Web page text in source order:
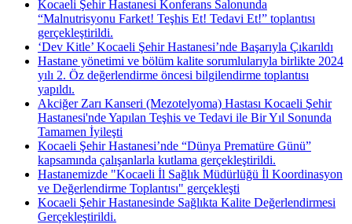
Kocaeli Şehir Hastanesi Konferans Salonunda
“Malnutrisyonu Farket! Teşhis Et! Tedavi Et!” toplantısı
gerçekleştirildi.
‘Dev Kitle’ Kocaeli Şehir Hastanesi’nde Başarıyla Çıkarıldı
Hastane yönetimi ve bölüm kalite sorumlularıyla birlikte 2024
yılı 2. Öz değerlendirme öncesi bilgilendirme toplantısı
yapıldı.
Akciğer Zarı Kanseri (Mezotelyoma) Hastası Kocaeli Şehir
Hastanesi'nde Yapılan Teşhis ve Tedavi ile Bir Yıl Sonunda
Tamamen İyileşti
Kocaeli Şehir Hastanesi’nde “Dünya Prematüre Günü”
kapsamında çalışanlarla kutlama gerçekleştirildi.
Hastanemizde "Kocaeli İl Sağlık Müdürlüğü İl Koordinasyon
ve Değerlendirme Toplantısı" gerçekleşti
Kocaeli Şehir Hastanesinde Sağlıkta Kalite Değerlendirmesi
Gerçekleştirildi.